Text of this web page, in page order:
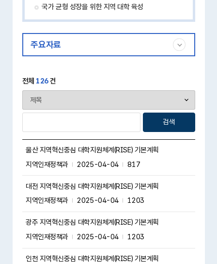
국가 균형 성장을 위한 지역 대학 육성
주요자료
전체 126건
검색
울산 지역혁신중심 대학지원체계(RISE) 기본계획
지역인재정책과
2025-04-04 817
대전 지역혁신중심 대학지원체계(RISE) 기본계획
지역인재정책과
2025-04-04 1203
광주 지역혁신중심 대학지원체계(RISE) 기본계획
지역인재정책과
2025-04-04 1203
인천 지역혁신중심 대학지원체계(RISE) 기본계획